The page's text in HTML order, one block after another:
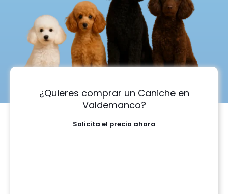
¿Quieres comprar un Caniche en
Valdemanco?
Solicita el precio ahora